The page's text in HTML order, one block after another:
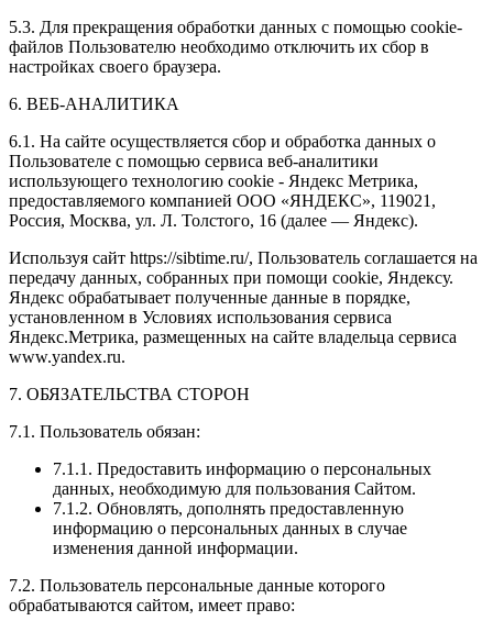
5.3. Для прекращения обработки данных с помощью cookie-
файлов Пользователю необходимо отключить их сбор в
настройках своего браузера.
6. ВЕБ-АНАЛИТИКА
6.1. На сайте осуществляется сбор и обработка данных о
Пользователе с помощью сервиса веб-аналитики
использующего технологию cookie - Яндекс Метрика,
предоставляемого компанией ООО «ЯНДЕКС», 119021,
Россия, Москва, ул. Л. Толстого, 16 (далее — Яндекс).
Используя сайт https://sibtime.ru/, Пользователь соглашается на
передачу данных, собранных при помощи cookie, Яндексу.
Яндекс обрабатывает полученные данные в порядке,
установленном в Условиях использования сервиса
Яндекс.Метрика, размещенных на сайте владельца сервиса
www.yandex.ru.
7. ОБЯЗАТЕЛЬСТВА СТОРОН
7.1. Пользователь обязан:
7.1.1. Предоставить информацию о персональных
данных, необходимую для пользования Сайтом.
7.1.2. Обновлять, дополнять предоставленную
информацию о персональных данных в случае
изменения данной информации.
7.2. Пользователь персональные данные которого
обрабатываются сайтом, имеет право: